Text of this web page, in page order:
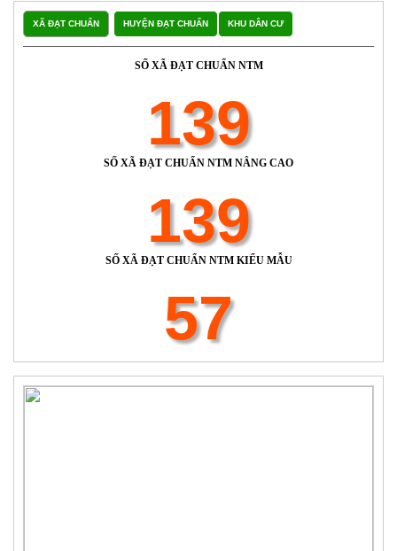
XÃ ĐẠT CHUẨN HUYỆN ĐẠT CHUẨN KHU DÂN CƯ
SỐ XÃ ĐẠT CHUẨN NTM
139
SỐ XÃ ĐẠT CHUẨN NTM NÂNG CAO
139
SỐ XÃ ĐẠT CHUẨN NTM KIỂU MẪU
57